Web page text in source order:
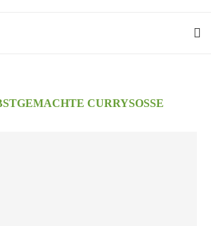
CURRYSOSSE